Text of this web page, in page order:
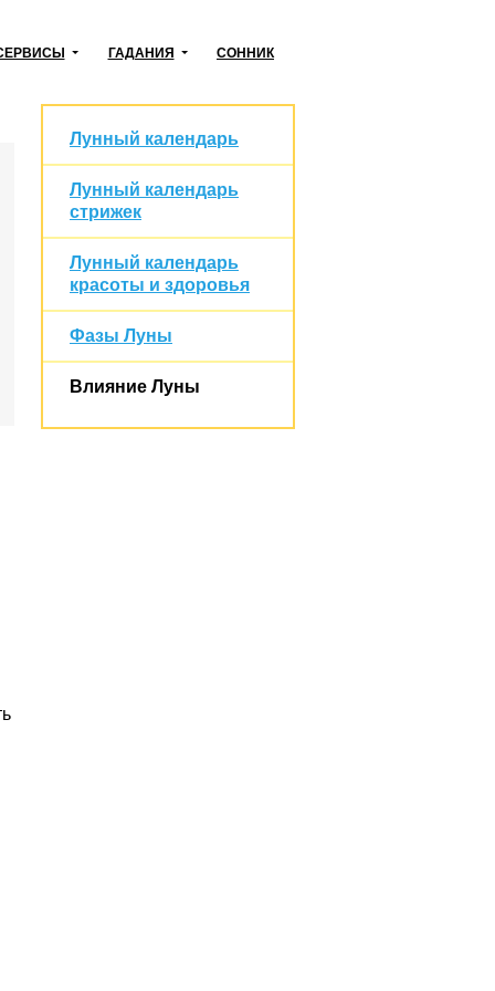
ГАДАНИЯ СОННИК
Лунный календарь
Лунный календарь
стрижек
Лунный календарь
красоты и здоровья
Фазы Луны
Влияние Луны